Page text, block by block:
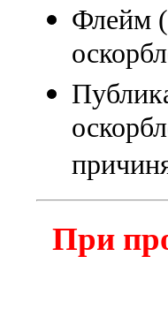
Флейм
При